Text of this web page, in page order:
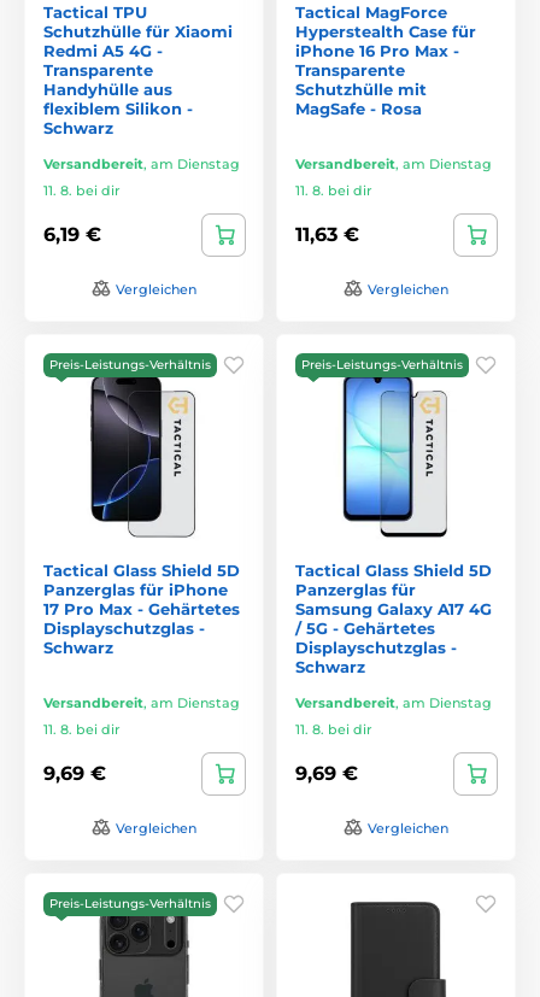
Tactical TPU
Schutzhülle für Xiaomi
Redmi A5 4G -
Transparente
Handyhülle aus
flexiblem Silikon -
Schwarz
Versandbereit, am Dienstag
11. 8. bei dir
6,19 €
Vergleichen
Tactical MagForce
Hyperstealth Case für
iPhone 16 Pro Max -
Transparente
Schutzhülle mit
MagSafe - Rosa
Versandbereit, am Dienstag
11. 8. bei dir
11,63 €
Vergleichen
Preis-Leistungs-Verhältnis
Tactical Glass Shield 5D
Panzerglas für iPhone
17 Pro Max - Gehärtetes
Displayschutzglas -
Schwarz
Versandbereit, am Dienstag
11. 8. bei dir
9,69 €
Vergleichen
Preis-Leistungs-Verhältnis
Tactical Glass Shield 5D
Panzerglas für
Samsung Galaxy A17 4G
/ 5G - Gehärtetes
Displayschutzglas -
Schwarz
Versandbereit, am Dienstag
11. 8. bei dir
9,69 €
Vergleichen
Preis-Leistungs-Verhältnis